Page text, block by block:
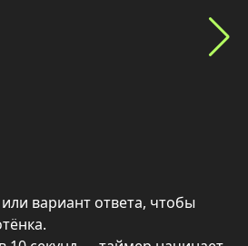
вариант ответа, чтобы